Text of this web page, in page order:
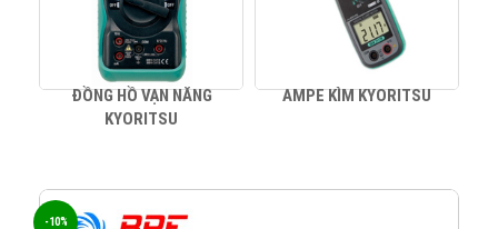
ĐỒNG HỒ VẠN NĂNG
KYORITSU
AMPE KÌM KYORITSU
-10%